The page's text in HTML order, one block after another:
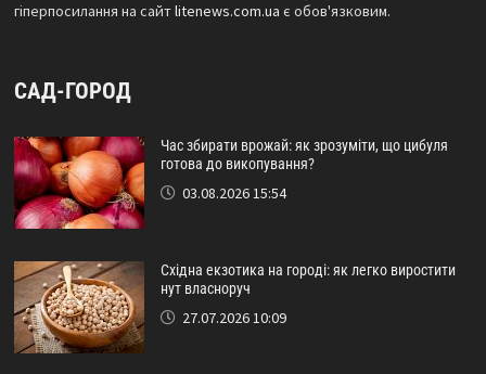
гіперпосилання на сайтlitenews.com.ua є обов'язковим.
САД-ГОРОД
Час збирати врожай: як зрозуміти, що цибуля
готова до викопування?
03.08.2026 15:54
Східна екзотика на городі: як легко виростити
нут власноруч
27.07.2026 10:09